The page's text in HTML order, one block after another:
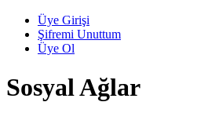
Üye Girişi
Şifremi Unuttum
Üye Ol
Sosyal Ağlar